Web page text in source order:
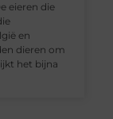
eieren die
en
dieren om
het bijna